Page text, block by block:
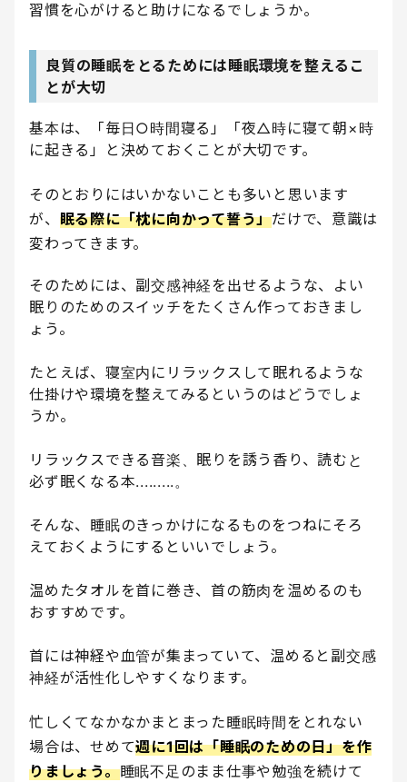
習慣を心がけると助けになるでしょうか。
良質の睡眠をとるためには睡眠環境を整えるこ
とが大切
基本は、「毎日○時間寝る」「夜△時に寝て朝×時
に起きる」と決めておくことが大切です。
そのとおりにはいかないことも多いと思います
が、 眠る際に「枕に向かって誓う」だけで、意識は
変わってきます。
そのためには、副交感神経を出せるような、よい
眠りのためのスイッチをたくさん作っておきまし
ょう。
たとえば、寝室内にリラックスして眠れるような
仕掛けや環境を整えてみるというのはどうでしょ
うか。
リラックスできる音楽、眠りを誘う香り、読むと
必ず眠くなる本.........。
そんな、睡眠のきっかけになるものをつねにそろ
えておくようにするといいでしょう。
温めたタオルを首に巻き、首の筋肉を温めるのも
おすすめです。
首には神経や血管が集まっていて、温めると副交感
神経が活性化しやすくなります。
忙しくてなかなかまとまった睡眠時間をとれない
場合は、せめて週に1回は「睡眠のための日」を作
りましょう。睡眠不足のまま仕事や勉強を続けて